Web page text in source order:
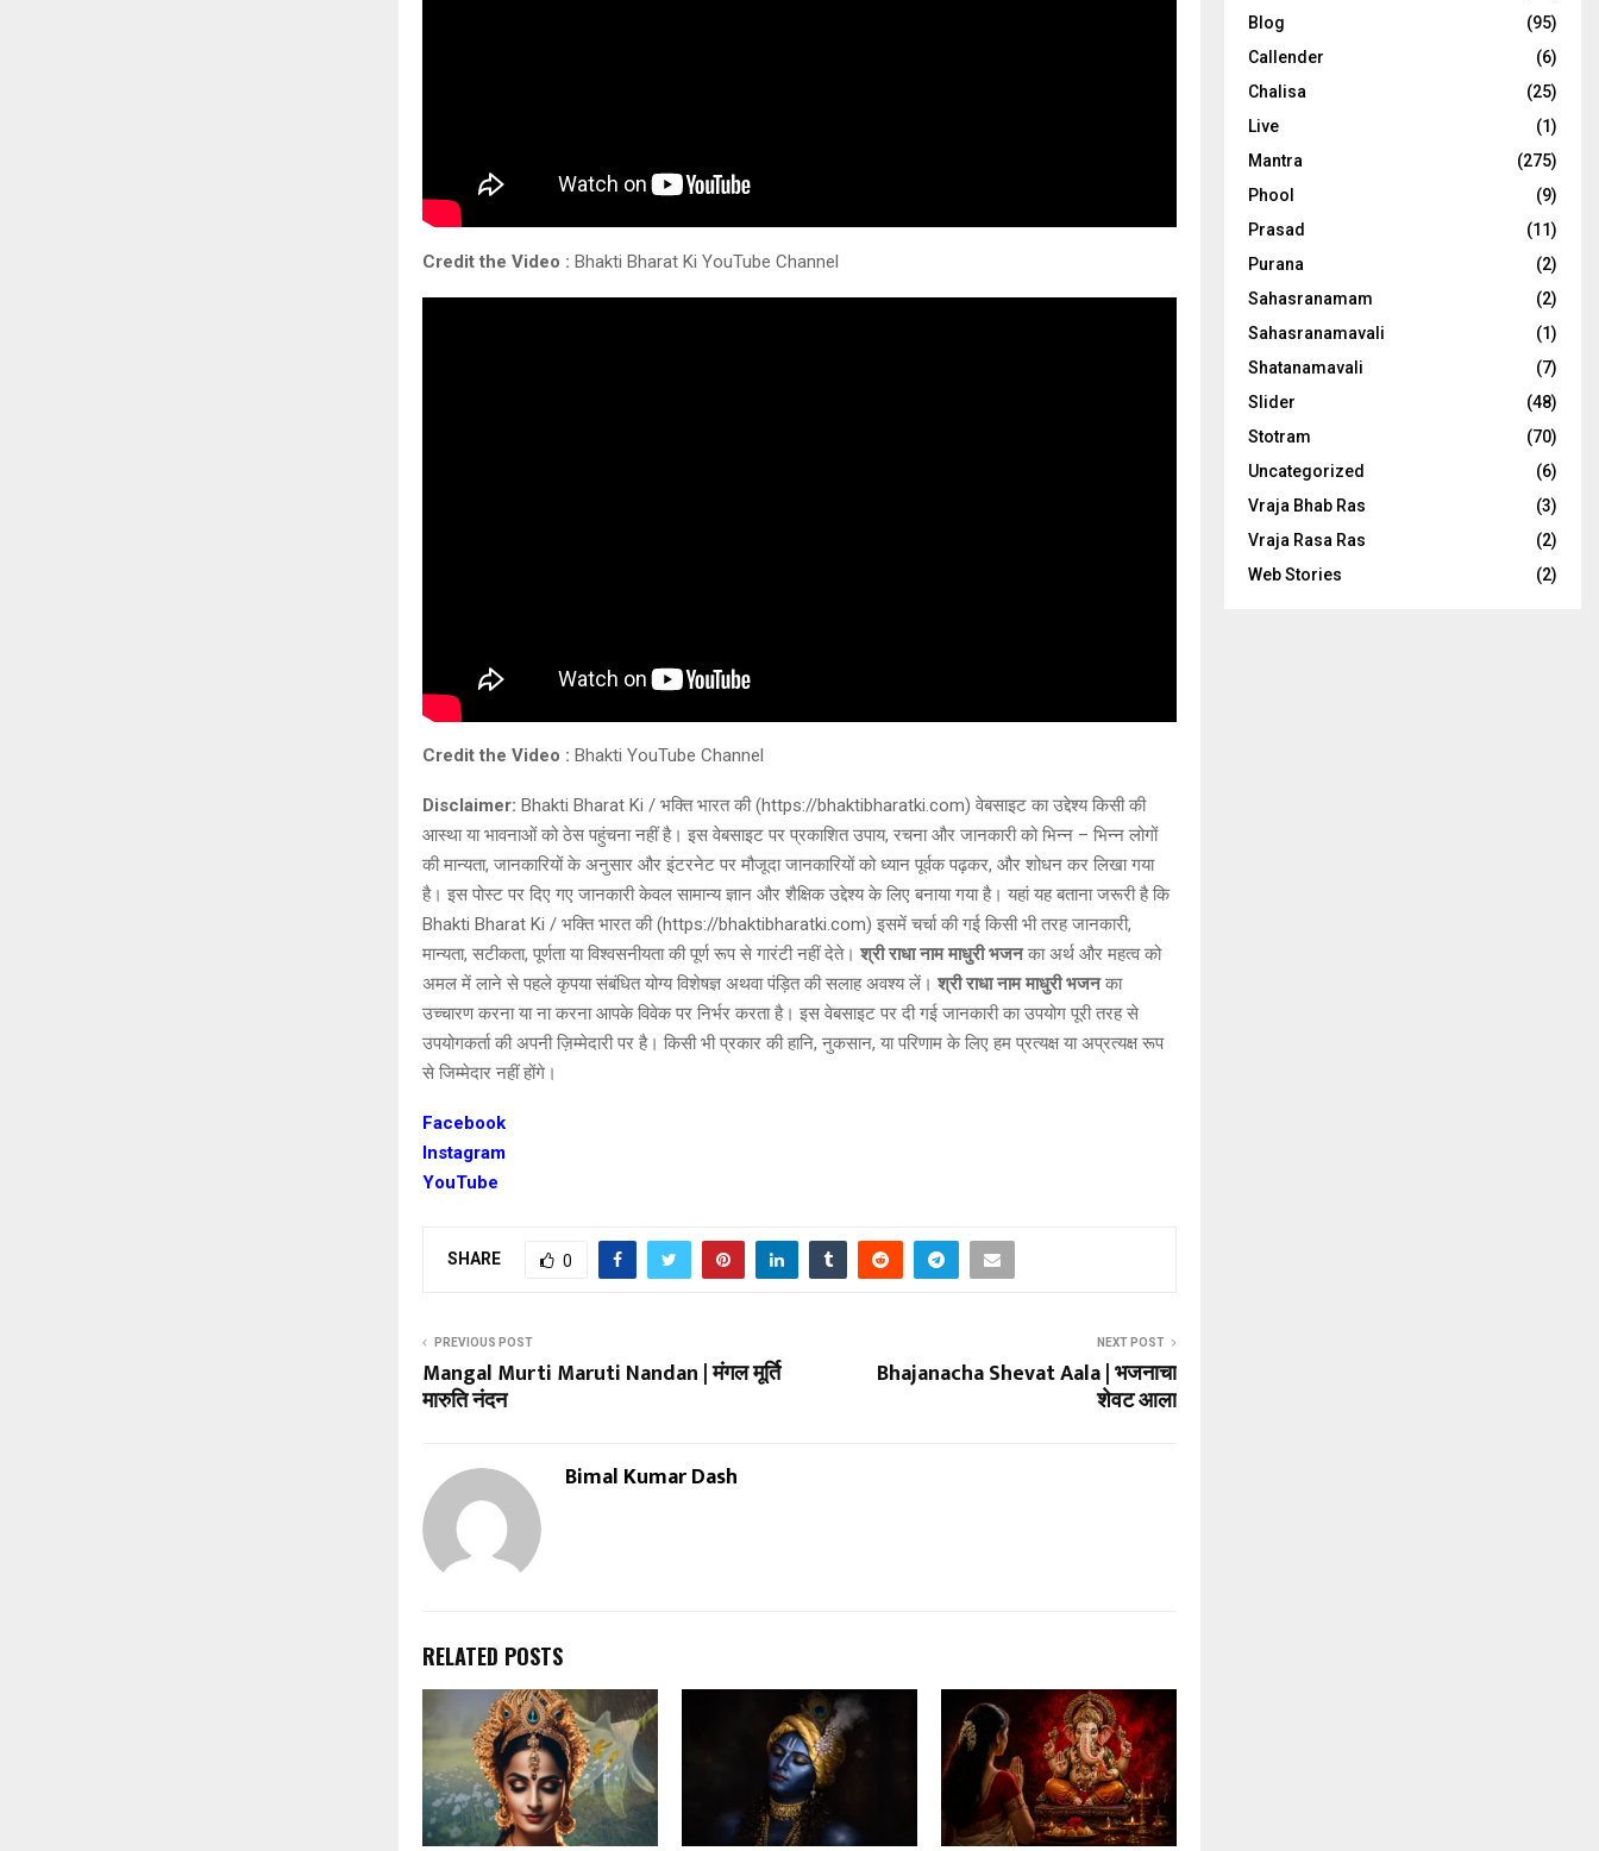
Credit the Video : Bhakti Bharat Ki YouTube Channel
Credit the Video : Bhakti YouTube Channel
Disclaimer: Bhakti Bharat Ki / भक्ति भारत की (https://bhaktibharatki.com) वेबसाइट का उद्देश्य किसी की
आस्था या भावनाओं को ठेस पहुंचना नहीं है। इस वेबसाइट पर प्रकाशित उपाय, रचना और जानकारी को भिन्न – भिन्न लोगों
की मान्यता, जानकारियों के अनुसार और इंटरनेट पर मौजूदा जानकारियों को ध्यान पूर्वक पढ़कर, और शोधन कर लिखा गया
है। इस पोस्ट पर दिए गए जानकारी केवल सामान्य ज्ञान और शैक्षिक उद्देश्य के लिए बनाया गया है। यहां यह बताना जरूरी है कि
Bhakti Bharat Ki / भक्ति भारत की (https://bhaktibharatki.com) इसमें चर्चा की गई किसी भी तरह जानकारी,
मान्यता, सटीकता, पूर्णता या विश्वसनीयता की पूर्ण रूप से गारंटी नहीं देते। श्री राधा नाम माधुरी भजन का अर्थ और महत्व को
अमल में लाने से पहले कृपया संबंधित योग्य विशेषज्ञ अथवा पंड़ित की सलाह अवश्य लें। श्री राधा नाम माधुरीभजन का
उच्चारण करना या ना करना आपके विवेक पर निर्भर करता है। इस वेबसाइट पर दी गई जानकारी का उपयोग पूरी तरह से
उपयोगकर्ता की अपनी ज़िम्मेदारी पर है। किसी भी प्रकार की हानि, नुकसान, या परिणाम के लिए हम प्रत्यक्ष या अप्रत्यक्ष रूप
से जिम्मेदार नहीं होंगे।
Facebook
Instagram
YouTube
SHARE 0
PREVIOUS POST
Mangal Murti Maruti Nandan | मंगल मूर्ति
मारुति नंदन
NEXT POST
Bhajanacha Shevat Aala | भजनाचा
शेवट आला
Bimal Kumar Dash
RELATED POSTS
Blog
(95)
Callender
(6)
Chalisa
(25)
Live
(1)
Mantra
(275)
Phool
(9)
Prasad
(11)
Purana
(2)
Sahasranamam
(2)
Sahasranamavali
(1)
Shatanamavali
(7)
Slider
(48)
Stotram
(70)
Uncategorized
(6)
Vraja Bhab Ras
(3)
Vraja Rasa Ras
(2)
Web Stories
(2)